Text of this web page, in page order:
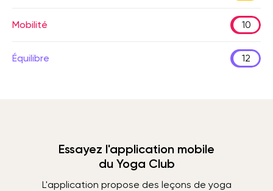
Mobilité 10
Équilibre 12
Essayez l'application mobile
du Yoga Club
L'application propose des leçons de yoga